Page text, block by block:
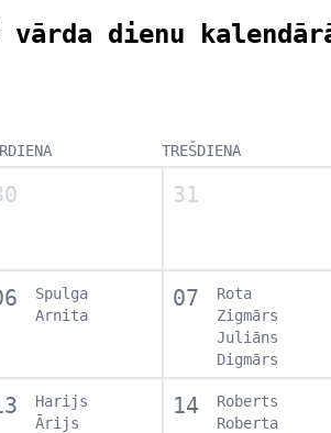
vārda dienu
TREŠDIENA
31
Spulga
Arnita
07
Rota
Zigmārs
Juliāns
Digmārs
Harijs
Ārijs
14
Roberts
Roberta